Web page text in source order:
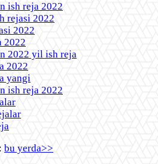
ish reja 2022
rejasi 2022
2022
2022
2022 yil ish reja
2022
yangi
ish reja 2022
bu yerda>>